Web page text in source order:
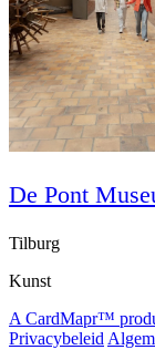
De Pont
Tilburg
Kunst
A CardMapr™
Privacybeleid